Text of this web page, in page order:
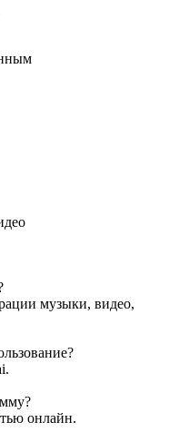
музыки, видео,
онлайн.